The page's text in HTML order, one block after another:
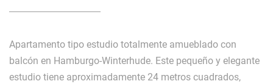
Apartamento tipo estudio totalmente amueblado con
balcón en Hamburgo-Winterhude. Este pequeño y elegante
estudio tiene aproximadamente 24 metros cuadrados,